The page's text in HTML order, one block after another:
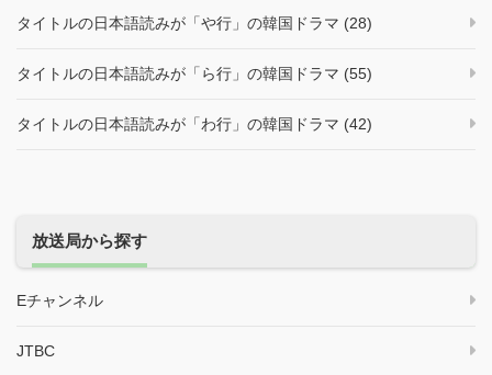
タイトルの日本語読みが「や行」の韓国ドラマ (28)
タイトルの日本語読みが「ら行」の韓国ドラマ (55)
タイトルの日本語読みが「わ行」の韓国ドラマ (42)
放送局から探す
Eチャンネル
JTBC